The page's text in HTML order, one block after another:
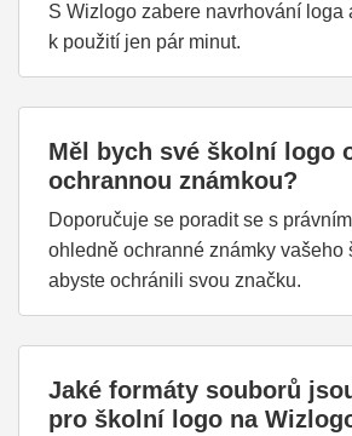
S Wizlogo zabere navrhování loga
k použití jen pár minut.
Měl bych své školní logo
ochrannou známkou?
Doporučuje se poradit se s
ohledně ochranné známky vašeho
abyste ochránili svou značku.
Jaké formáty souborů
pro školní logo na